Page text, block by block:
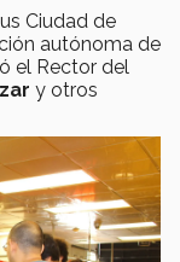
Ciudad de
autónoma de
el Rector del
y otros